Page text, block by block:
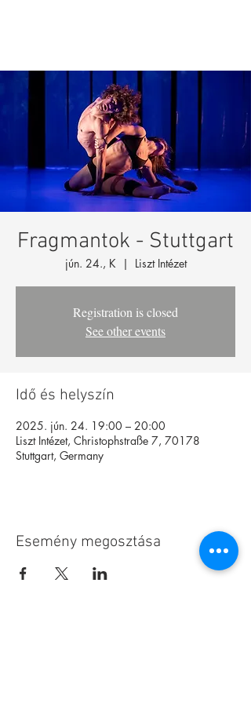
Fragmantok - Stuttgart
jún. 24., K
  |
Liszt Intézet
Registration is closed
See other events
Idő és helyszín
2025. jún. 24. 19:00 – 20:00
Liszt Intézet, Christophstraße 7, 70178
Stuttgart, Germany
Esemény megosztása